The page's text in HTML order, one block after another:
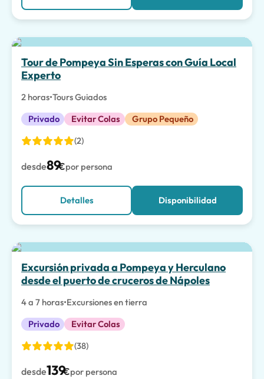
La mejor opción
Tour de Pompeya Sin Esperas con Guía Local
Experto
2 horas•Tours Guiados
Privado
Evitar Colas
Grupo Pequeño
(2)
desde89€por persona
Detalles Disponibilidad
Excursión privada a Pompeya y Herculano
desde el puerto de cruceros de Nápoles
4 a 7 horas•Excursiones en tierra
Privado
Evitar Colas
(38)
desde139€por persona